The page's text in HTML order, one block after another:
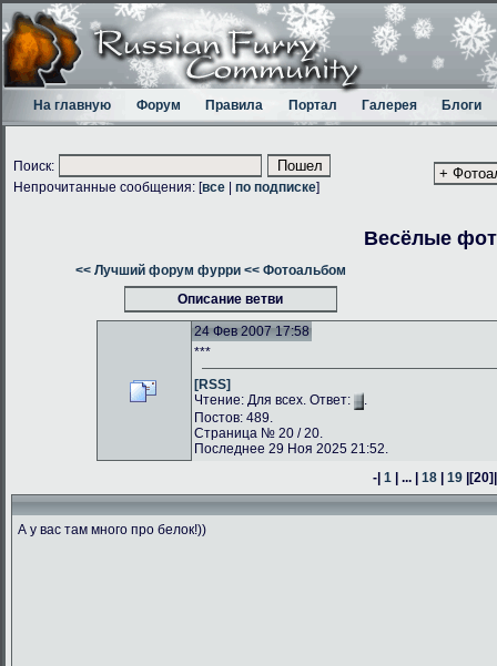
На главную Форум Правила Портал Галерея Блоги
Поиск:
Непрочитанные сообщения: [все по подписке]
Весёлые
<< Лучший форум фурри << Фотоальбом
Описание ветви
24 Фев 2007 17:58
***
[RSS]
Чтение: Для всех. Ответ:
.
Постов: 489.
Страница № 20 / 20.
Последнее 29 Ноя 2025 21:52.
-| 1 | ... | 18 | 19 |[20]
А у вас там много про белок!))